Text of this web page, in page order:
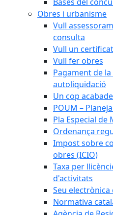
Obres i urbanisme
Vull
consulta
Vull un
Vull fer obres
Pagament de
autoliquidació
Un cop
POUM –
Pla Especial de
Ordenança
Impost sobre
obres (ICIO)
Taxa per
d'activitats
Seu electrònica
Normativa